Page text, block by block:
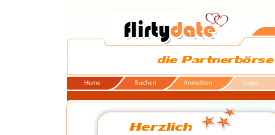
Home Suchen Anmelden Login